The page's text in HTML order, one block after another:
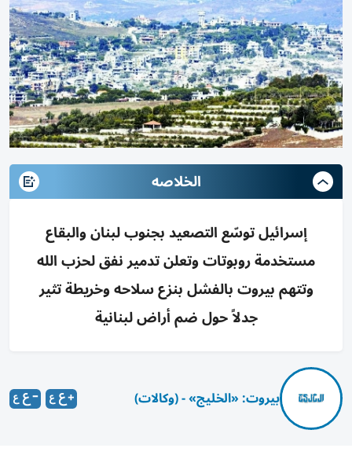
الخلاصه
إسرائيل توسّع التصعيد بجنوب لبنان والبقاع
مستخدمة روبوتات وتعلن تدمير نفق لحزب الله
وتتهم بيروت بالفشل بنزع سلاحه وخريطة تثير
جدلاً حول ضم أراض لبنانية
بيروت: «الخليج» - (وكالات)